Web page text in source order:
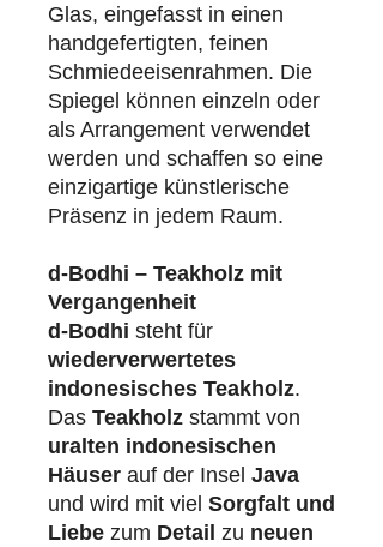
Glas, eingefasst in einen
handgefertigten, feinen
Schmiedeeisenrahmen. Die
Spiegel können einzeln oder
als Arrangement verwendet
werden und schaffen so eine
einzigartige künstlerische
Präsenz in jedem Raum.
d-Bodhi – Teakholz mit
Vergangenheit
d-Bodhi steht für
wiederverwertetes
indonesisches Teakholz.
Das Teakholz stammt von
uralten indonesischen
Häuser auf der Insel Java
und wird mit viel Sorgfalt und
Liebe zum Detail zu neuen